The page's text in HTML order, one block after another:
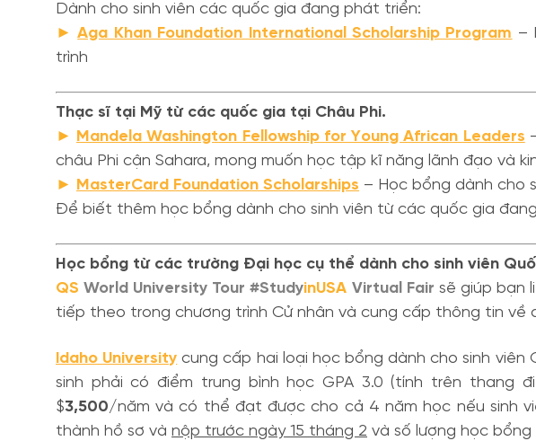
Dành cho sinh viên các quốc gia đang phát triển:
►Aga Khan Foundation International Scholarship Program –
trình
Thạc sĩ tại Mỹ từ các quốc gia tại Châu Phi.
► Mandela Washington Fellowship for Young African Leaders
châu Phi cận Sahara, mong muốn học tập kĩ năng lãnh đạo và
► MasterCard Foundation Scholarships – Học bổng dành cho
Để biết thêm học bổng dành cho sinh viên từ các quốc gia
Học bổng từ các trường Đại học cụ thể dành cho sinh viên
QS World University Tour #StudyinUSA Virtual Fair sẽ giúp bạn
tiếp theo trong chương trình Cử nhân và cung cấp thông tin về
Idaho University cung cấp hai loại học bổng dành cho sinh
sinh phải có điểm trung bình học GPA 3.0 (tính trên thang
$3,500/năm và có thể đạt được cho cả 4 năm học nếu sinh
thành hồ sơ và nộp trước ngày 15 tháng 2 và số lượng học